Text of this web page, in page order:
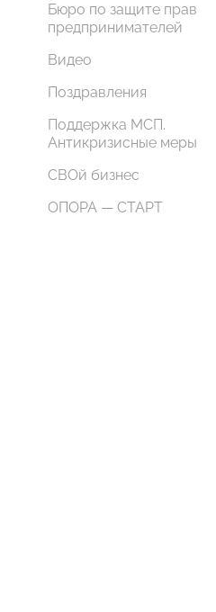
Бюро по защите прав
предпринимателей
Видео
Поздравления
Поддержка МСП.
Антикризисные меры
СВОй бизнес
ОПОРА — СТАРТ